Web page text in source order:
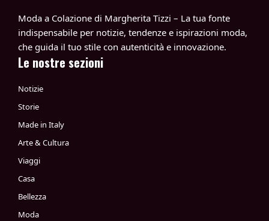
Moda a Colazione di Margherita Tizzi – La tua fonte
indispensabile per notizie, tendenze e ispirazioni moda,
che guida il tuo stile con autenticità e innovazione.
Le nostre sezioni
Notizie
Storie
Made in Italy
Arte & Cultura
Viaggi
Casa
Bellezza
Moda